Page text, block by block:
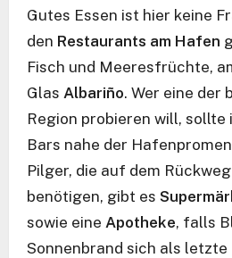
Gutes Essen ist hier keine
den Restaurants am Hafen
Fisch und Meeresfrüchte,
Glas Albariño. Wer eine der
Region probieren will, sollte
Bars nahe der
Pilger, die auf dem
benötigen, gibt es
sowie eine Apotheke, falls
Sonnenbrand sich als letzte